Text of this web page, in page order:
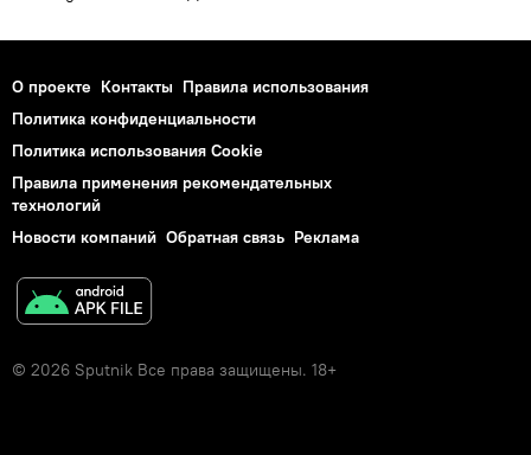
О проекте Контакты Правила использования
Политика конфиденциальности
Политика использования Cookie
Правила применения рекомендательных
технологий
Новости компаний Обратная связь Реклама
© 2026 Sputnik Все права защищены. 18+